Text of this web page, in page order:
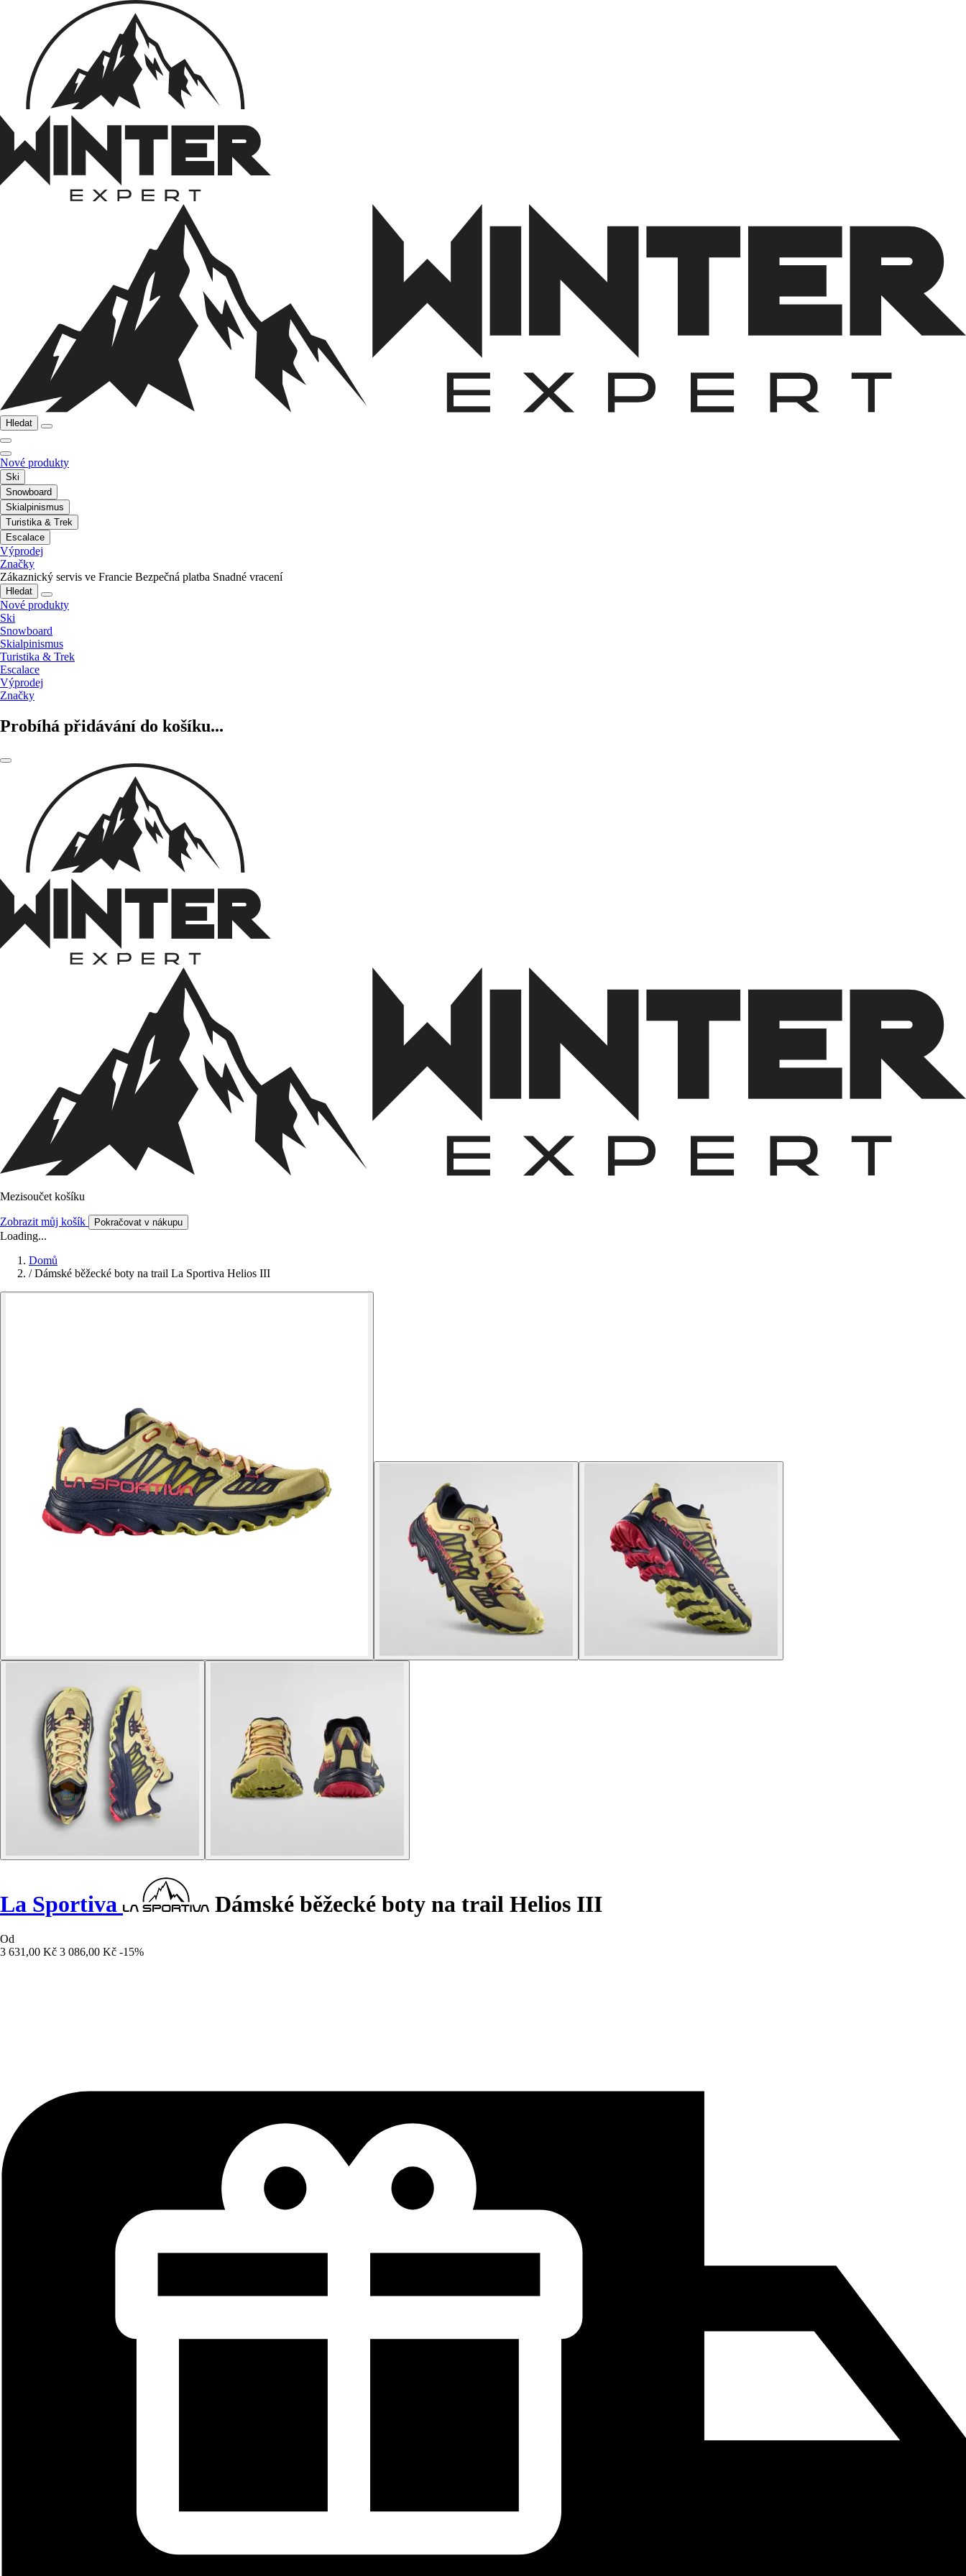
Hledat
Nové produkty
Ski
Snowboard
Skialpinismus
Turistika & Trek
Escalace
Výprodej
Značky
Zákaznický servis ve Francie Bezpečná platba Snadné vracení
Hledat
Nové produkty
Ski
Snowboard
Skialpinismus
Turistika & Trek
Escalace
Výprodej
Značky
Probíhá přidávání do košíku...
Mezisoučet košíku
Zobrazit můj košík Pokračovat v nákupu
Loading...
Domů
/ Dámské běžecké boty na trail La Sportiva Helios III
La Sportiva Dámské běžecké boty na trail Helios III
Od
3 631,00 Kč 3 086,00 Kč -15%